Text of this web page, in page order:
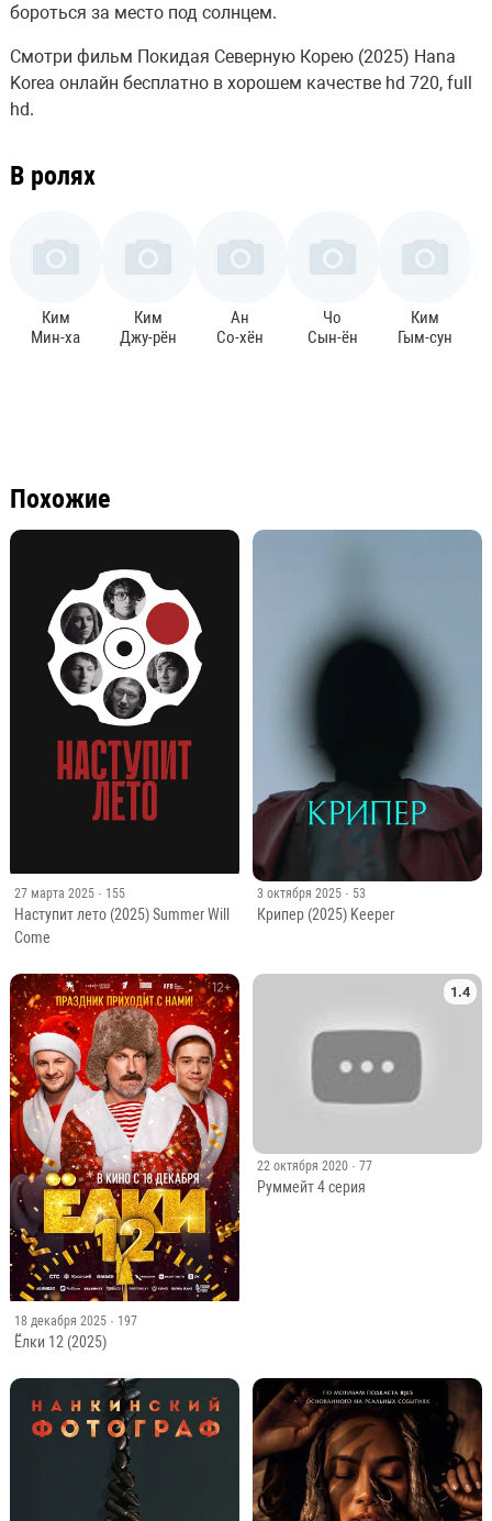
бороться за место под солнцем.
Смотри фильм Покидая Северную Корею (2025) Hana
Korea онлайн бесплатно в хорошем качестве hd 720, full
hd.
В ролях
Ким
Мин-ха
Ким
Джу-рён
Ан
Со-хён
Чо
Сын-ён
Ким
Гым-сун
Похожие
27 марта 2025 · 155
Наступит лето (2025) Summer Will
Come
3 октября 2025 · 53
Крипер (2025) Keeper
18 декабря 2025 · 197
Ёлки 12 (2025)
1.4
22 октября 2020 · 77
Руммейт 4 серия